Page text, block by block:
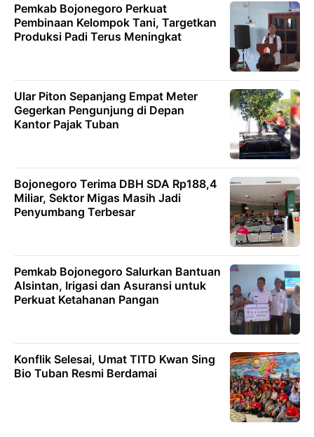
Pemkab Bojonegoro Perkuat
Pembinaan Kelompok Tani, Targetkan
Produksi Padi Terus Meningkat
Ular Piton Sepanjang Empat Meter
Gegerkan Pengunjung di Depan
Kantor Pajak Tuban
Bojonegoro Terima DBH SDA Rp188,4
Miliar, Sektor Migas Masih Jadi
Penyumbang Terbesar
Pemkab Bojonegoro Salurkan Bantuan
Alsintan, Irigasi dan Asuransi untuk
Perkuat Ketahanan Pangan
Konflik Selesai, Umat TITD Kwan Sing
Bio Tuban Resmi Berdamai